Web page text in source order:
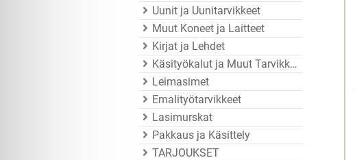
Uunit ja Uunitarvikkeet
Muut Koneet ja Laitteet
Kirjat ja Lehdet
Käsityökalut ja Muut Tarvikkeet
Leimasimet
Emalityötarvikkeet
Lasimurskat
Pakkaus ja Käsittely
TARJOUKSET